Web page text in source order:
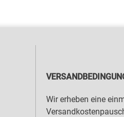
Wir erheben eine